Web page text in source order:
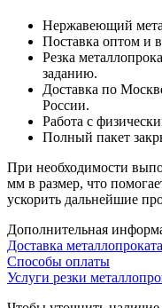
Нержавеющий
Поставка оптом и
Резка
заданию.
Доставка по
России.
Работа с
Полный пакет
При необходимости
мм в размер, что
ускорить дальнейшие
Дополнительная
Доставка металлопроката
Способы оплаты
Услуги резки